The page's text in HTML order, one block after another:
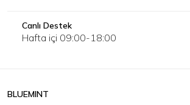
Canlı Destek
Hafta içi 09:00-18:00
BLUEMINT